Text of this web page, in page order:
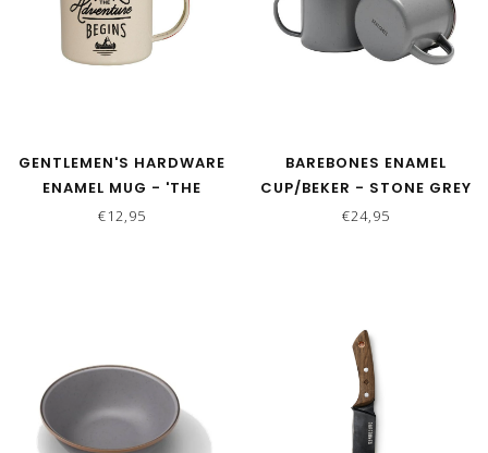
GENTLEMEN'S HARDWARE
ENAMEL MUG - 'THE
ADVENTURE BEGINS'
€12,95
BAREBONES ENAMEL
CUP/BEKER - STONE GREY
- SET VAN 2
€24,95